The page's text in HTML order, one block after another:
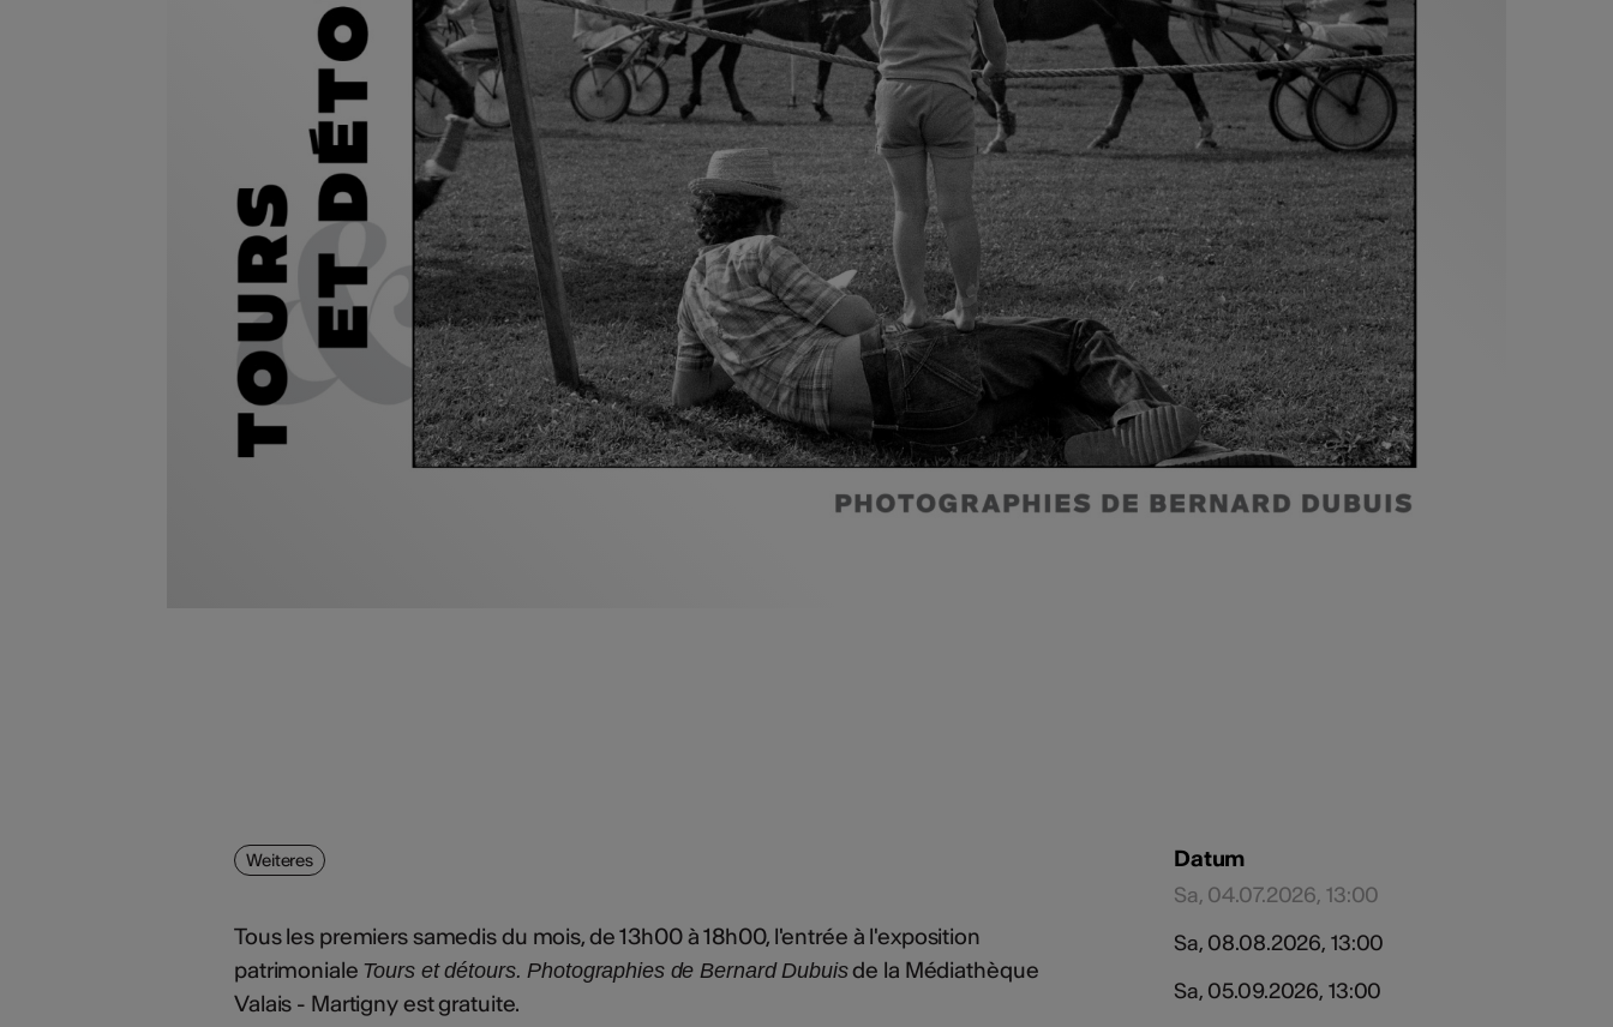
Weiteres
Tous les premiers samedis du mois, de 13h00 à 18h00, l'entrée à l'exposition
patrimoniale Tours et détours. Photographies de Bernard Dubuisde la Médiathèque
Valais - Martigny est gratuite.
Datum
Sa, 04.07.2026, 13:00
Sa, 08.08.2026, 13:00
Sa, 05.09.2026, 13:00